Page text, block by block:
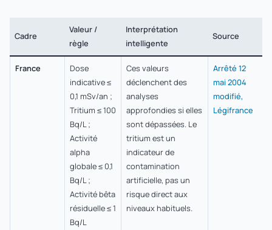
Cadre
Valeur /
règle
Interprétation
intelligente
Source
France
Dose
indicative ≤
0,1 mSv/an ;
Tritium ≤ 100
Bq/L ;
Activité
alpha
globale ≤ 0,1
Bq/L ;
Activité bêta
résiduelle ≤ 1
Bq/L
Ces valeurs
déclenchent des
analyses
approfondies si elles
sont dépassées. Le
tritium est un
indicateur de
contamination
artificielle, pas un
risque direct aux
niveaux habituels.
Arrêté 12
mai 2004
modifié,
Légifrance